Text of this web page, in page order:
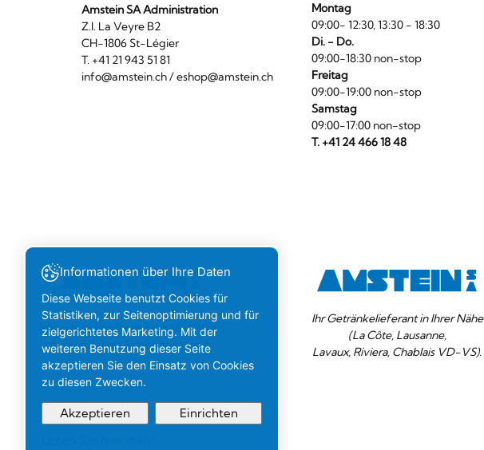
Amstein SA Administration
Z.I. La Veyre B2
CH-1806 St-Légier
T. +41 21 943 51 81
info@amstein.ch/eshop@amstein.ch
Montag
09:00- 12:30, 13:30 - 18:30
Di. - Do.
09:00-18:30 non-stop
Freitag
09:00-19:00 non-stop
Samstag
09:00-17:00 non-stop
T. +41 24 466 18 48
Importeur von Bieren aus aller Welt.
Aktiv auf dem Schweizer Markt.
Ihr Getränkelieferant in Ihrer Nähe
(La Côte, Lausanne,
Lavaux, Riviera, Chablais VD-VS).
Informationen über Ihre Daten
Diese Webseite benutzt Cookies für
Statistiken, zur Seitenoptimierung und für
zielgerichtetes Marketing. Mit der
weiteren Benutzung dieser Seite
akzeptieren Sie den Einsatz von Cookies
zu diesen Zwecken.
Akzeptieren Einrichten